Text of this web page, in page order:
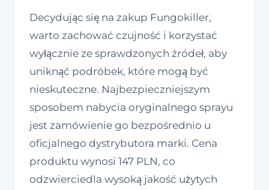
Decydując się na zakup Fungokiller,
warto zachować czujność i korzystać
wyłącznie ze sprawdzonych źródeł, aby
uniknąć podróbek, które mogą być
nieskuteczne. Najbezpieczniejszym
sposobem nabycia oryginalnego sprayu
jest zamówienie go bezpośrednio u
oficjalnego dystrybutora marki. Cena
produktu wynosi 147 PLN, co
odzwierciedla wysoką jakość użytych